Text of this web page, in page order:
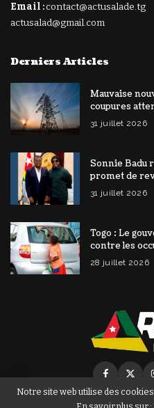
Email :contact@actusalade.tg
actusalad@gmail.com
Derniers Articles
Mauvaise
coupures
31 juillet 2026
Sonnie Badu
promet de
31 juillet 2026
Togo : Le
contre les
28 juillet 2026
Notre site web utilise des